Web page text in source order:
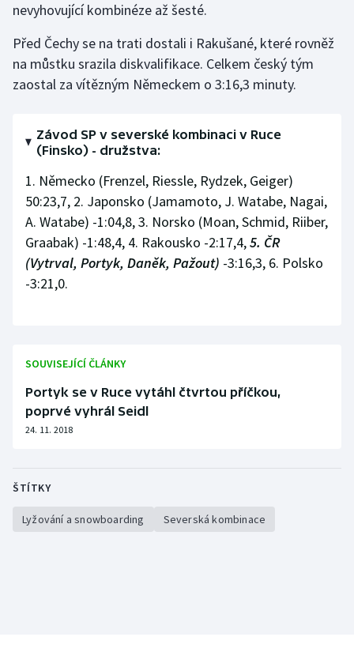
Jezdectví
Judo
Lezení
Lyže a snowboard
Moderní pětiboj
Motorsport
Olympijské hry
Plavání
Plážový volejbal
Ragby
Rychlostní kanoistika
nevyhovující kombinéze až šesté.
Před Čechy se na trati dostali i Rakušané, které rovněž
na můstku srazila diskvalifikace. Celkem český tým
zaostal za vítězným Německem o 3:16,3 minuty.
Závod SP v severské kombinaci v Ruce
(Finsko) - družstva:
1. Německo (Frenzel, Riessle, Rydzek, Geiger)
50:23,7, 2. Japonsko (Jamamoto, J. Watabe, Nagai,
A. Watabe) -1:04,8, 3. Norsko (Moan, Schmid, Riiber,
Graabak) -1:48,4, 4. Rakousko -2:17,4,5. ČR
(Vytrval, Portyk, Daněk, Pažout) -3:16,3, 6. Polsko
-3:21,0.
SOUVISEJÍCÍ ČLÁNKY
Portyk se v Ruce vytáhl čtvrtou příčkou,
poprvé vyhrál Seidl
24. 11. 2018
ŠTÍTKY
Lyžování a snowboarding Severská kombinace